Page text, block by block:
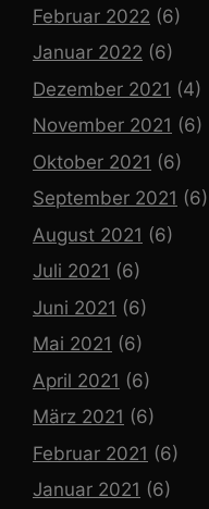
Februar 2022 (6)
Januar 2022 (6)
Dezember 2021 (4)
November 2021 (6)
Oktober 2021 (6)
September 2021 (6)
August 2021 (6)
Juli 2021 (6)
Juni 2021 (6)
Mai 2021 (6)
April 2021 (6)
März 2021 (6)
Februar 2021 (6)
Januar 2021 (6)